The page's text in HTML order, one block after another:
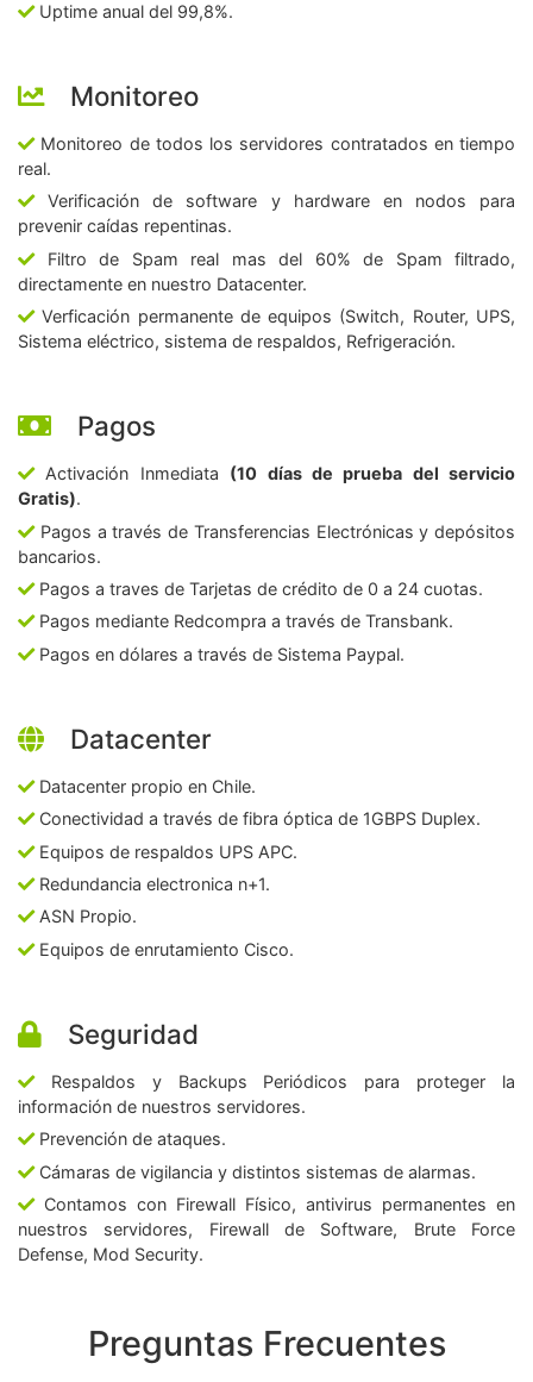
Uptime anual del 99,8%.
Monitoreo
Monitoreo de todos los servidores contratados en tiempo
real.
Verificación de software y hardware en nodos para
prevenir caídas repentinas.
Filtro de Spam real mas del 60% de Spam filtrado,
directamente en nuestro Datacenter.
Verficación permanente de equipos (Switch, Router, UPS,
Sistema eléctrico, sistema de respaldos, Refrigeración.
Pagos
Activación Inmediata (10 días de prueba del servicio
Gratis).
Pagos a través de Transferencias Electrónicas y depósitos
bancarios.
Pagos a traves de Tarjetas de crédito de 0 a 24 cuotas.
Pagos mediante Redcompra a través de Transbank.
Pagos en dólares a través de Sistema Paypal.
Datacenter
Datacenter propio en Chile.
Conectividad a través de fibra óptica de 1GBPS Duplex.
Equipos de respaldos UPS APC.
Redundancia electronica n+1.
ASN Propio.
Equipos de enrutamiento Cisco.
Seguridad
Respaldos y Backups Periódicos para proteger la
información de nuestros servidores.
Prevención de ataques.
Cámaras de vigilancia y distintos sistemas de alarmas.
Contamos con Firewall Físico, antivirus permanentes en
nuestros servidores, Firewall de Software, Brute Force
Defense, Mod Security.
Preguntas Frecuentes